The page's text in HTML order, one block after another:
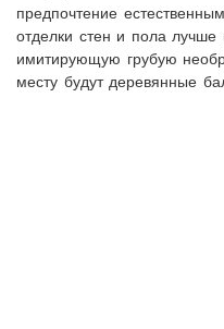
предпочтение
отделки стен и пола лучше
имитирующую грубую
месту будут деревянные